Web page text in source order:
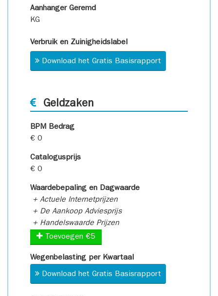
Aanhanger Geremd
KG
Verbruik en Zuinigheidslabel
Download het Gratis Basisrapport
Geldzaken
BPM Bedrag
€ 0
Catalogusprijs
€ 0
Waardebepaling en Dagwaarde
+ Actuele Internetprijzen
+ De Aankoop Adviesprijs
+ Handelswaarde Prijzen
Toevoegen €5
Wegenbelasting per Kwartaal
Download het Gratis Basisrapport